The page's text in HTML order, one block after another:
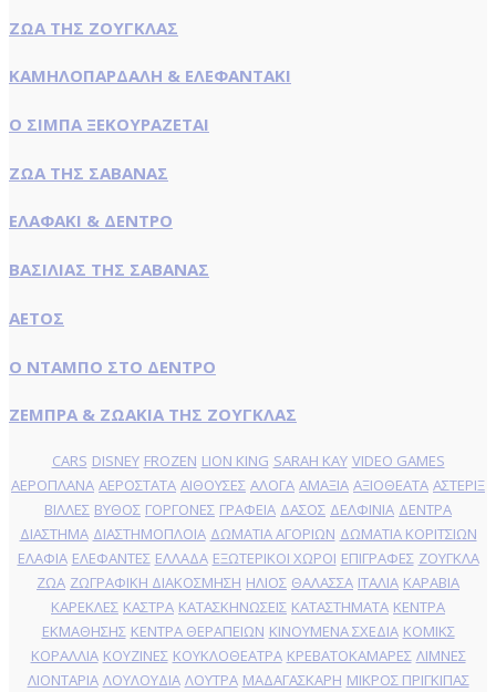
ΖΩΑ ΤΗΣ ΖΟΥΓΚΛΑΣ
ΚΑΜΗΛΟΠΑΡΔΑΛΗ & ΕΛΕΦΑΝΤΑΚΙ
Ο ΣΙΜΠΑ ΞΕΚΟΥΡΑΖΕΤΑΙ
ΖΩΑ ΤΗΣ ΣΑΒΑΝΑΣ
ΕΛΑΦΑΚΙ & ΔΕΝΤΡΟ
ΒΑΣΙΛΙΑΣ ΤΗΣ ΣΑΒΑΝΑΣ
ΑΕΤΟΣ
Ο ΝΤΑΜΠΟ ΣΤΟ ΔΕΝΤΡΟ
ΖΕΜΠΡΑ & ΖΩΑΚΙΑ ΤΗΣ ΖΟΥΓΚΛΑΣ
CARS DISNEY FROZEN LION KING SARAH KAY VIDEO GAMES
ΑΕΡΟΠΛΑΝΑ ΑΕΡΟΣΤΑΤΑ ΑΙΘΟΥΣΕΣ ΑΛΟΓΑ ΑΜΑΞΙΑ ΑΞΙΟΘΕΑΤΑ ΑΣΤΕΡΙΞ
ΒΙΛΛΕΣ ΒΥΘΟΣ ΓΟΡΓΟΝΕΣ ΓΡΑΦΕΙΑ ΔΑΣΟΣ ΔΕΛΦΙΝΙΑ ΔΕΝΤΡΑ
ΔΙΑΣΤΗΜΑ ΔΙΑΣΤΗΜΟΠΛΟΙΑ ΔΩΜΑΤΙΑ ΑΓΟΡΙΩΝ ΔΩΜΑΤΙΑ ΚΟΡΙΤΣΙΩΝ
ΕΛΑΦΙΑ ΕΛΕΦΑΝΤΕΣ ΕΛΛΑΔΑ ΕΞΩΤΕΡΙΚΟΙ ΧΩΡΟΙ ΕΠΙΓΡΑΦΕΣ ΖΟΥΓΚΛΑ
ΖΩΑ ΖΩΓΡΑΦΙΚΗ ΔΙΑΚΟΣΜΗΣΗ ΗΛΙΟΣ ΘΑΛΑΣΣΑ ΙΤΑΛΙΑ ΚΑΡΑΒΙΑ
ΚΑΡΕΚΛΕΣ ΚΑΣΤΡΑ ΚΑΤΑΣΚΗΝΩΣΕΙΣ ΚΑΤΑΣΤΗΜΑΤΑ ΚΕΝΤΡΑ
ΕΚΜΑΘΗΣΗΣ ΚΕΝΤΡΑ ΘΕΡΑΠΕΙΩΝ ΚΙΝΟΥΜΕΝΑ ΣΧΕΔΙΑ ΚΟΜΙΚΣ
ΚΟΡΑΛΛΙΑ ΚΟΥΖΙΝΕΣ ΚΟΥΚΛΟΘΕΑΤΡΑ ΚΡΕΒΑΤΟΚΑΜΑΡΕΣ ΛΙΜΝΕΣ
ΛΙΟΝΤΑΡΙΑ ΛΟΥΛΟΥΔΙΑ ΛΟΥΤΡΑ ΜΑΔΑΓΑΣΚΑΡΗ ΜΙΚΡΟΣ ΠΡΙΓΚΙΠΑΣ